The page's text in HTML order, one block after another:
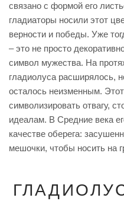
связано с формой его
гладиаторы носили этот
верности и победы. Уже
– это не просто
символ мужества. На
гладиолуса расширялось,
осталось неизменным.
символизировать отвагу,
идеалам. В Средние века
качестве оберега:
мешочки, чтобы носить на